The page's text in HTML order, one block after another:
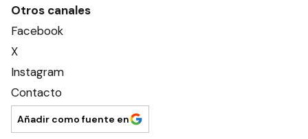
Otros canales
Facebook
X
Instagram
Contacto
Añadir como fuente en